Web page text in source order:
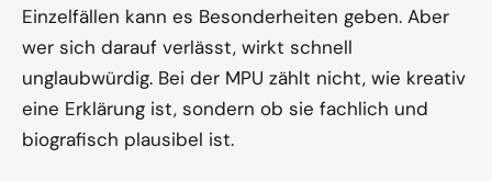
Einzelfällen kann es Besonderheiten geben. Aber
wer sich darauf verlässt, wirkt schnell
unglaubwürdig. Bei der MPU zählt nicht, wie kreativ
eine Erklärung ist, sondern ob sie fachlich und
biografisch plausibel ist.